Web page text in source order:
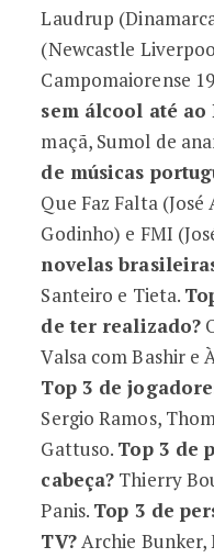
Laudrup
(Newcastle
Campomaiorense
sem álcool até ao
maçã, Sumol de
de músicas
Que Faz Falta
Godinho) e FMI
novelas
Santeiro e Tieta.
de ter realizado?
Valsa com Bashir e
Top 3 de
Sergio Ramos,
Gattuso. Top 3 de
cabeça? Thierry
Panis. Top 3 de
TV?Archie Bunker,